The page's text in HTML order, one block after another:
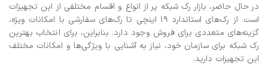
در حال حاضر، بازار رک شبکه پر از انواع و اقسام مختلفی از این تجهیزات
است. از رک‌های استاندارد 19 اینچی تا رک‌های سفارشی با امکانات ویژه،
گزینه‌های متعددی برای فروش وجود دارد. بنابراین، برای انتخاب بهترین
رک شبکه برای سازمان خود، نیاز به آشنایی با ویژگی‌ها و امکانات مختلف
این تجهیزات دارید.